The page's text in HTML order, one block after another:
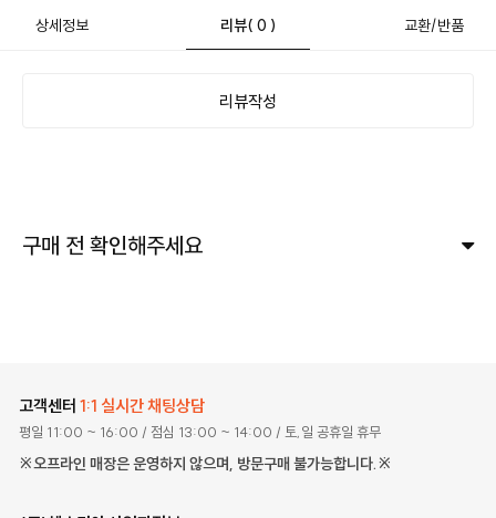
상세정보 리뷰( 0 ) 교환/반품
리뷰작성
구매 전 확인해주세요
고객센터 1:1 실시간 채팅상담
평일 11:00 ~ 16:00 / 점심 13:00 ~ 14:00 / 토,일 공휴일 휴무
※오프라인 매장은 운영하지 않으며, 방문구매 불가능합니다.※